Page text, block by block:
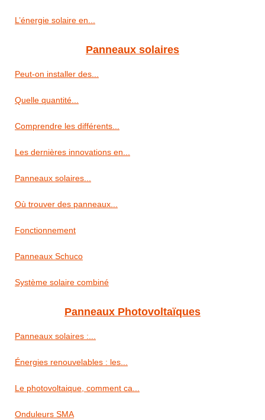
L’énergie solaire en...
Panneaux solaires
Peut-on installer des...
Quelle quantité...
Comprendre les différents...
Les dernières innovations en...
Panneaux solaires...
Où trouver des panneaux...
Fonctionnement
Panneaux Schuco
Système solaire combiné
Panneaux Photovoltaïques
Panneaux solaires :...
Énergies renouvelables : les...
Le photovoltaique, comment ca...
Onduleurs SMA